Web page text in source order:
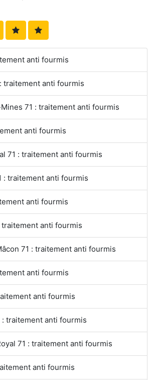
anti fourmis
traitement anti fourmis
71 : traitement anti fourmis
anti fourmis
71 : traitement anti fourmis
: traitement anti fourmis
anti fourmis
traitement anti fourmis
71 : traitement anti fourmis
anti fourmis
anti fourmis
: traitement anti fourmis
71 : traitement anti fourmis
anti fourmis